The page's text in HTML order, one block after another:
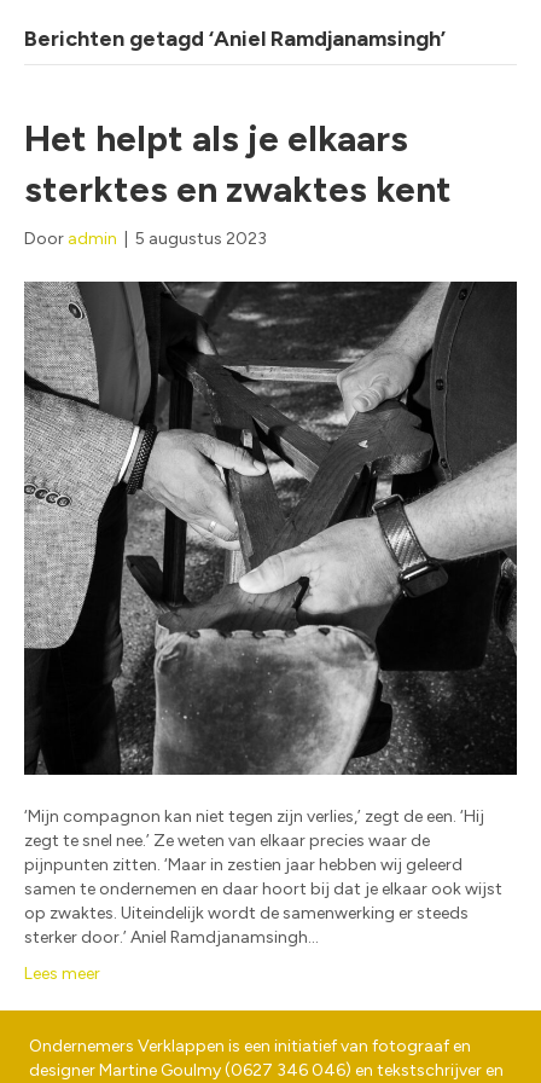
Berichten getagd ‘Aniel Ramdjanamsingh’
Het helpt als je elkaars
sterktes en zwaktes kent
Door admin 5 augustus 2023
‘Mijn compagnon kan niet tegen zijn verlies,’ zegt de een. ‘Hij
zegt te snel nee.’ Ze weten van elkaar precies waar de
pijnpunten zitten. ‘Maar in zestien jaar hebben wij geleerd
samen te ondernemen en daar hoort bij dat je elkaar ook wijst
op zwaktes. Uiteindelijk wordt de samenwerking er steeds
sterker door.’ Aniel Ramdjanamsingh…
Lees meer
Ondernemers Verklappen is een initiatief van fotograaf en
designerMartine Goulmy(0627 346 046) en tekstschrijver en